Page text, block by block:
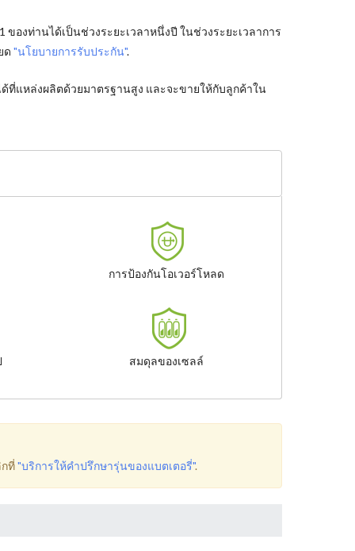
องท่านได้เป็นช่วงระยะเวลาหนึ่งปี ในช่วงระยะเวลาการ
ด "นโยบายการรับประกัน".
แหล่งผลิตด้วยมาตรฐานสูง และจะขายให้กับลูกค้าใน
การป้องกันโอเวอร์โหลด
สมดุลของเซลล์
ที่"บริการให้คำปรึกษารุ่นของแบตเตอรี่".